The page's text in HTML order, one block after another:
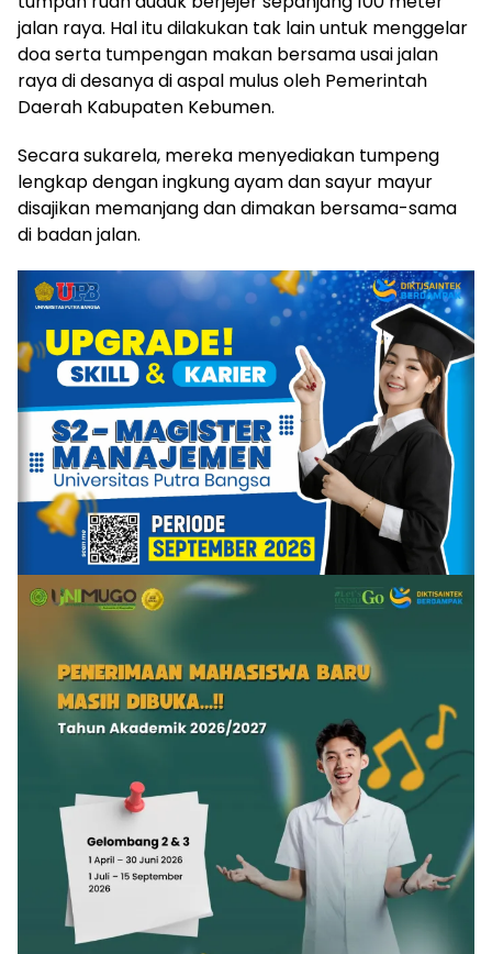
jalan raya. Hal itu dilakukan tak lain untuk menggelar
doa serta tumpengan makan bersama usai jalan
raya di desanya di aspal mulus oleh Pemerintah
Daerah Kabupaten Kebumen.
Secara sukarela, mereka menyediakan tumpeng
lengkap dengan ingkung ayam dan sayur mayur
disajikan memanjang dan dimakan bersama-sama
di badan jalan.